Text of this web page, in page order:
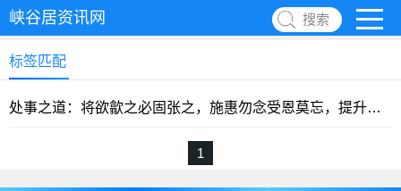
峡谷居资讯网 搜索
标签匹配
处事之道：将欲歙之必固张之，施惠勿念受恩莫忘，提升自己自有朋友
1